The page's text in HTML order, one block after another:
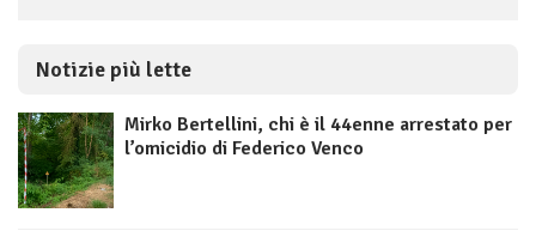
Notizie più lette
Mirko Bertellini, chi è il 44enne arrestato per
l’omicidio di Federico Venco